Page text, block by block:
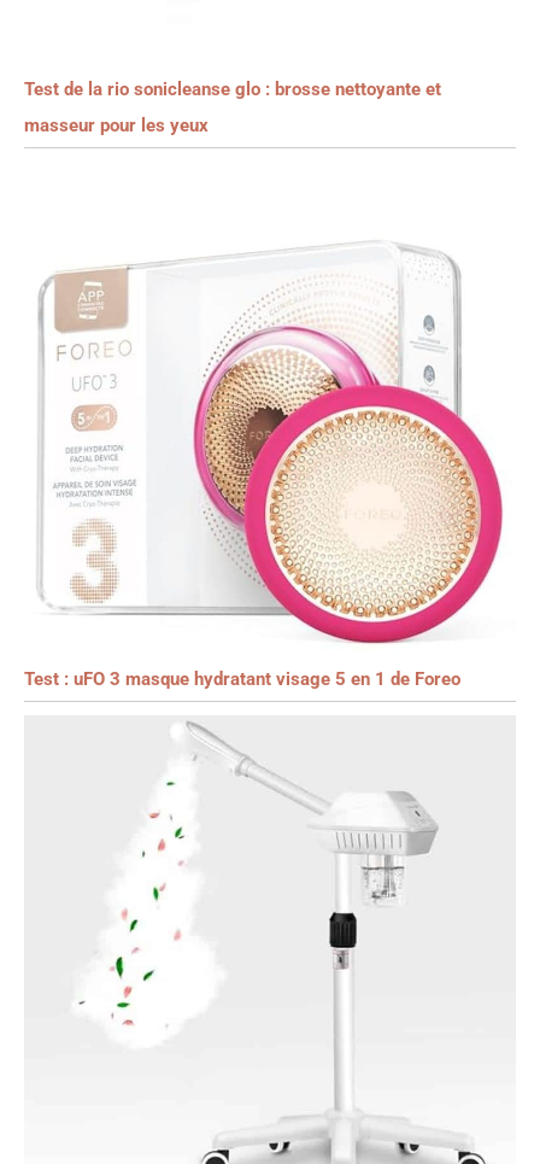
Test de la rio sonicleanse glo : brosse nettoyante et
masseur pour les yeux
Test : uFO 3 masque hydratant visage 5 en 1 de Foreo